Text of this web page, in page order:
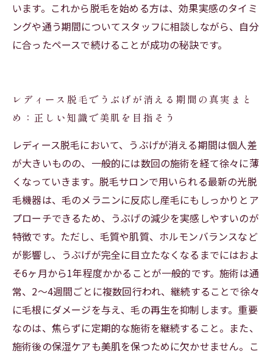
います。これから脱毛を始める方は、効果実感のタイミ
ングや通う期間についてスタッフに相談しながら、自分
に合ったペースで続けることが成功の秘訣です。
レディース脱毛でうぶげが消える期間の真実まと
め：正しい知識で美肌を目指そう
レディース脱毛において、うぶげが消える期間は個人差
が大きいものの、一般的には数回の施術を経て徐々に薄
くなっていきます。脱毛サロンで用いられる最新の光脱
毛機器は、毛のメラニンに反応し産毛にもしっかりとア
プローチできるため、うぶげの減少を実感しやすいのが
特徴です。ただし、毛質や肌質、ホルモンバランスなど
が影響し、うぶげが完全に目立たなくなるまでにはおよ
そ6ヶ月から1年程度かかることが一般的です。施術は通
常、2～4週間ごとに複数回行われ、継続することで徐々
に毛根にダメージを与え、毛の再生を抑制します。重要
なのは、焦らずに定期的な施術を継続すること。また、
施術後の保湿ケアも美肌を保つために欠かせません。こ